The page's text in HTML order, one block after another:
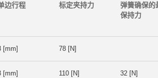
边行程 标定夹持力
弹簧确保的
保持力
[mm] 78 [N]
[mm] 110 [N] 32 [N]